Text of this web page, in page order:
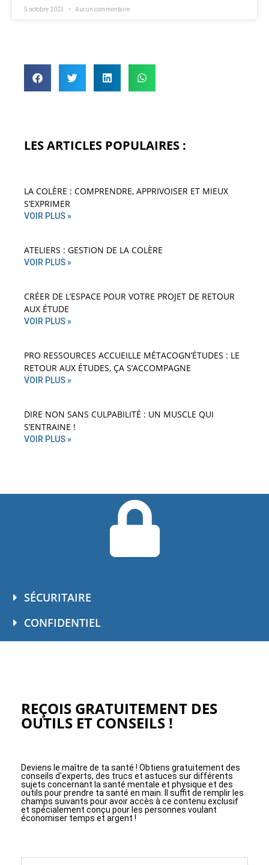
5 octobre 2023 Aucun commentaire
LES ARTICLES POPULAIRES :
LA COLÈRE : COMPRENDRE, APPRIVOISER ET MIEUX
S’EXPRIMER
VOIR PLUS »
ATELIERS : GESTION DE LA COLÈRE
VOIR PLUS »
CRÉER DE L’ESPACE POUR VOTRE PROJET DE RETOUR
AUX ÉTUDE
VOIR PLUS »
PRO RESSOURCES ACCUEILLE MÉTACOGN’ÉTUDES : LE
RETOUR AUX ÉTUDES, ÇA S’ACCOMPAGNE
VOIR PLUS »
DIRE NON SANS CULPABILITÉ : UN MUSCLE QUI
S’ENTRAINE !
VOIR PLUS »
SÉCURITAIRE
CONFIDENTIEL
REÇOIS GRATUITEMENT DES
OUTILS ET CONSEILS !
Deviens le maître de ta santé ! Obtiens gratuitement des
conseils d'experts, des trucs et astuces sur différents
sujets concernant la santé mentale et physique et des
outils pour prendre ta santé en main. Il suffit de remplir les
champs suivants pour avoir accès à ce contenu exclusif
et spécialement conçu pour les personnes voulant
économiser temps et argent !